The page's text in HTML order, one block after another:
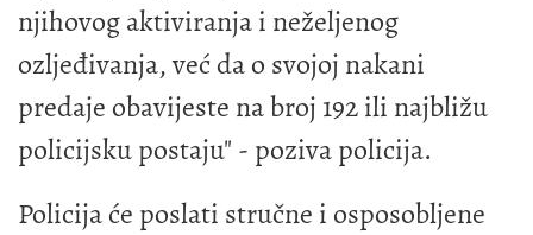
njihovog aktiviranja i neželjenog
ozljeđivanja, već da o svojoj nakani
predaje obavijeste na broj 192 ili najbližu
policijsku postaju" - poziva policija.
Policija će poslati stručne i osposobljene